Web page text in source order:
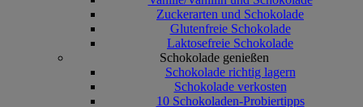
Zuckerarten und Schokolade
Glutenfreie Schokolade
Laktosefreie Schokolade
Schokolade genießen
Schokolade richtig lagern
Schokolade verkosten
10 Schokoladen-Probiertipps